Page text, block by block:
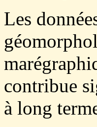
Les
contribue
à long